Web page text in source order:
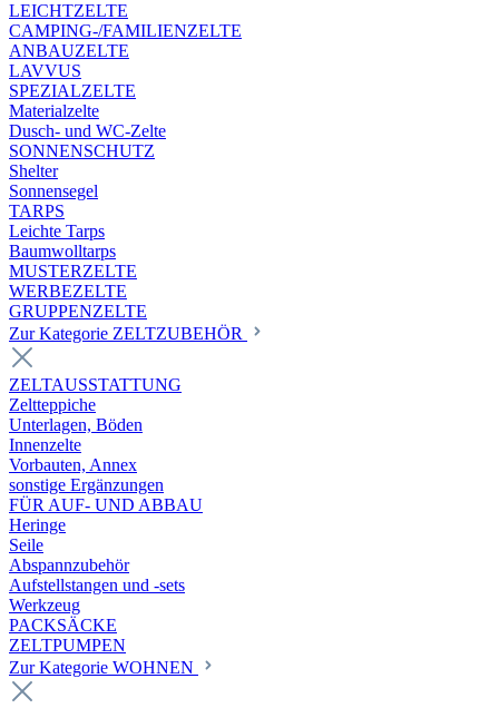
LEICHTZELTE
CAMPING-/FAMILIENZELTE
ANBAUZELTE
LAVVUS
SPEZIALZELTE
Materialzelte
Dusch- und WC-Zelte
SONNENSCHUTZ
Shelter
Sonnensegel
TARPS
Leichte Tarps
Baumwolltarps
MUSTERZELTE
WERBEZELTE
GRUPPENZELTE
Zur Kategorie ZELTZUBEHÖR
ZELTAUSSTATTUNG
Zeltteppiche
Unterlagen, Böden
Innenzelte
Vorbauten, Annex
sonstige Ergänzungen
FÜR AUF- UND ABBAU
Heringe
Seile
Abspannzubehör
Aufstellstangen und -sets
Werkzeug
PACKSÄCKE
ZELTPUMPEN
Zur Kategorie WOHNEN